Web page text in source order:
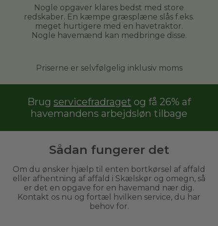
Nogle opgaver klares bedst med store
redskaber. En kæmpe græsplæne slås f.eks.
meget hurtigere med en havetraktor.
Nogle havemænd kan medbringe disse.
Priserne er selvfølgelig inklusiv moms
Brug servicefradraget og få 26% af
havemandens arbejdsløn tilbage
Sådan fungerer det
Om du ønsker hjælp til enten bortkørsel af affald
eller afhentning af affald i Skælskør og omegn, så
er det en opgave for en havemand nær dig.
Kontakt os nu og fortæl hvilken service, du har
behov for.